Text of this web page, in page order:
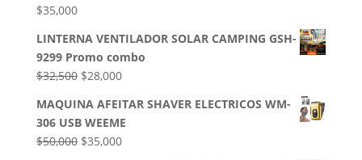
$35,000
LINTERNA VENTILADOR SOLAR CAMPING GSH-
9299 Promo combo
$32,500 El
original
era:
$32,500.
$28,000El
actual
es:
$28,000.
MAQUINA AFEITAR SHAVER ELECTRICOS WM-
306 USB WEEME
$50,000 El
$35,000El